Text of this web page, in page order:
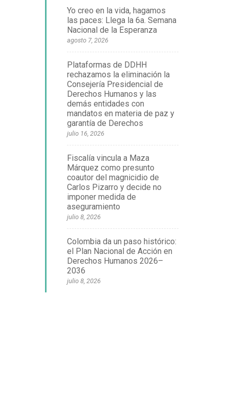
Yo creo en la vida, hagamos
las paces: Llega la 6a. Semana
Nacional de la Esperanza
agosto 7, 2026
Plataformas de DDHH
rechazamos la eliminación la
Consejería Presidencial de
Derechos Humanos y las
demás entidades con
mandatos en materia de paz y
garantía de Derechos
julio 16, 2026
Fiscalía vincula a Maza
Márquez como presunto
coautor del magnicidio de
Carlos Pizarro y decide no
imponer medida de
aseguramiento
julio 8, 2026
Colombia da un paso histórico:
el Plan Nacional de Acción en
Derechos Humanos 2026–
2036
julio 8, 2026